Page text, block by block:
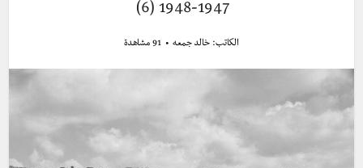
1947-1948 (6)
الكاتب: خالد جمعه 91 مشاهدة